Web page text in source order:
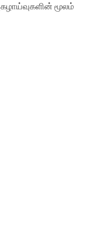
மூலம்